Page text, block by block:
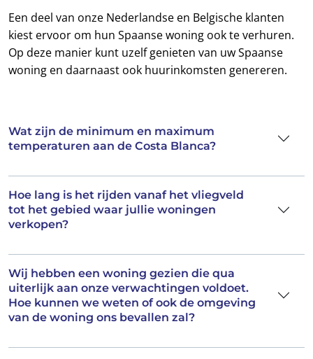
Een deel van onze Nederlandse en Belgische klanten
kiest ervoor om hun Spaanse woning ook te verhuren.
Op deze manier kunt uzelf genieten van uw Spaanse
woning en daarnaast ook huurinkomsten genereren.
Wat zijn de minimum en maximum
temperaturen aan de Costa Blanca?
Hoe lang is het rijden vanaf het vliegveld
tot het gebied waar jullie woningen
verkopen?
Wij hebben een woning gezien die qua
uiterlijk aan onze verwachtingen voldoet.
Hoe kunnen we weten of ook de omgeving
van de woning ons bevallen zal?